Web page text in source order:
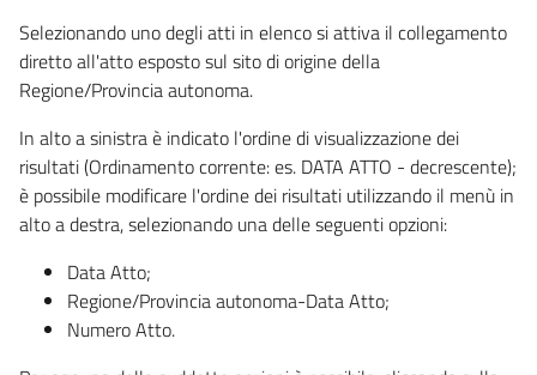
Selezionando uno degli atti in elenco si attiva il collegamento
diretto all'atto esposto sul sito di origine della
Regione/Provincia autonoma.
In alto a sinistra è indicato l'ordine di visualizzazione dei
risultati (Ordinamento corrente: es. DATA ATTO - decrescente);
è possibile modificare l'ordine dei risultati utilizzando il menù in
alto a destra, selezionando una delle seguenti opzioni:
Data Atto;
Regione/Provincia autonoma-Data Atto;
Numero Atto.